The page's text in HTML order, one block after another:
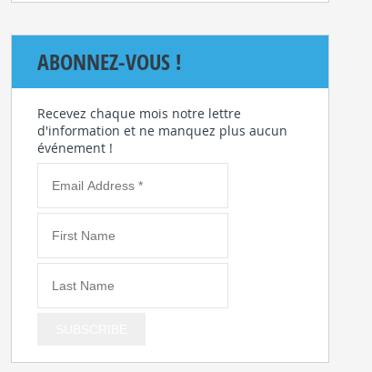
ABONNEZ-VOUS !
Recevez chaque mois notre lettre
d'information et ne manquez plus aucun
événement !